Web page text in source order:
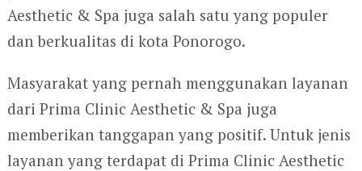
Aesthetic & Spa juga salah satu yang populer
dan berkualitas di kota Ponorogo.
Masyarakat yang pernah menggunakan layanan
dari Prima Clinic Aesthetic & Spa juga
memberikan tanggapan yang positif. Untuk jenis
layanan yang terdapat di Prima Clinic Aesthetic